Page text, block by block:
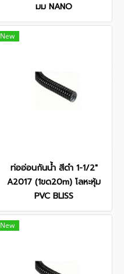
มม NANO
New
ท่ออ่อนกันน้ำ สีดำ 1-1/2"
A2017 (1ขด20m) โลหะหุ้ม
PVC BLISS
New